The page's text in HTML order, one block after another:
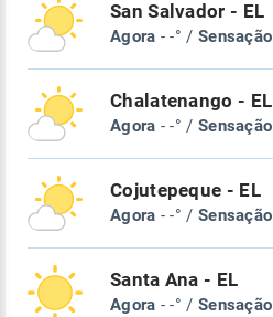
San Salvador - EL
Agora - -° / Sensação
Chalatenango - EL
Agora - -° / Sensação
Cojutepeque - EL
Agora - -° / Sensação
Santa Ana - EL
Agora - -° / Sensação